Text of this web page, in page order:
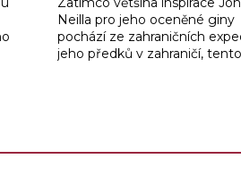
Neilla pro jeho oceněné giny
pochází ze zahraničních
jeho předků v zahraničí, tento